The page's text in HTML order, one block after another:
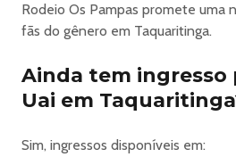
Rodeio Os Pampas promete uma
fãs do gênero em Taquaritinga.
Ainda tem ingresso
Uai em
Sim, ingressos disponíveis em: